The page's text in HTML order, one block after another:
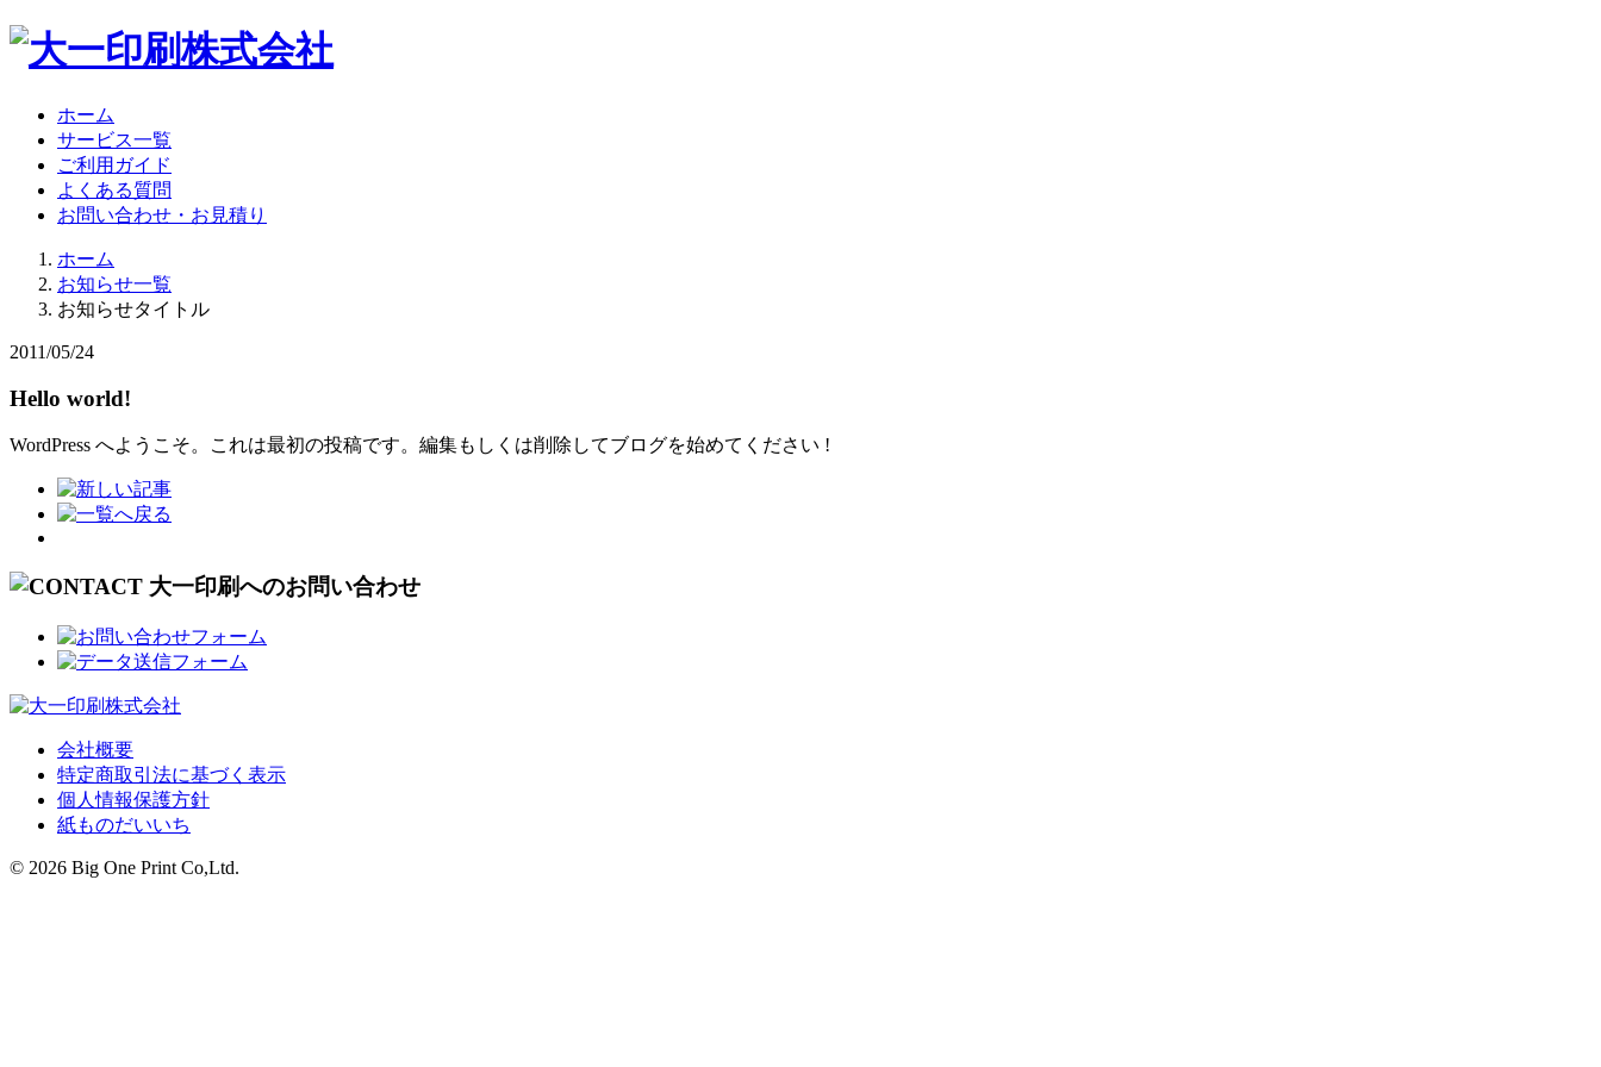
ホーム
サービス一覧
ご利用ガイド
よくある質問
お問い合わせ・お見積り
ホーム
お知らせ一覧
お知らせタイトル
2011/05/24
Hello world!
WordPress へようこそ。これは最初の投稿です。編集もしくは削除してブログを始めてください !
会社概要
特定商取引法に基づく表示
個人情報保護方針
紙ものだいいち
© 2026 Big One Print Co,Ltd.